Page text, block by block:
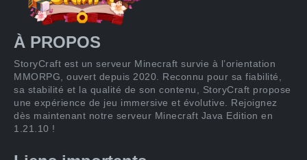
À PROPOS
StoryCraft est un serveur Minecraft survie à l’orientation
MMORPG, ouvert depuis 2020. Reconnu pour sa fiabilité,
sa stabilité et la qualité de son contenu, StoryCraft propose
une expérience de jeu immersive et évolutive. Rejoignez
dès maintenant notre serveur Minecraft Java Edition en
1.21.10 !